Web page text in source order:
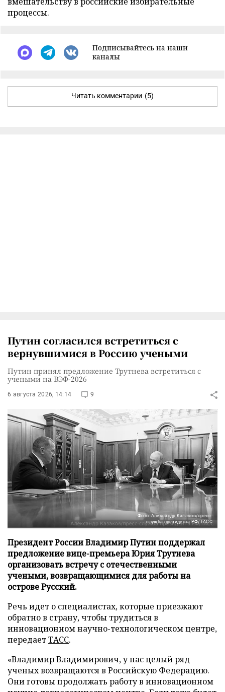
процессы.
Подписывайтесь на наши
каналы
Читать комментарии (5)
Путин согласился встретиться с
вернувшимися в Россию учеными
Путин принял предложение Трутнева встретиться с
учеными на ВЭФ-2026
6 августа 2026, 14:14 9
Фото: Александр Казаков/пресс-
служба президента РФ/ТАСС
Президент России Владимир Путин поддержал
предложение вице-премьера Юрия Трутнева
организовать встречу с отечественными
учеными, возвращающимися для работы на
острове Русский.
Речь идет о специалистах, которые приезжают
обратно в страну, чтобы трудиться в
инновационном научно-технологическом центре,
передаетТАСС.
«Владимир Владимирович, у нас целый ряд
ученых возвращаются в Российскую Федерацию.
Они готовы продолжать работу в инновационном